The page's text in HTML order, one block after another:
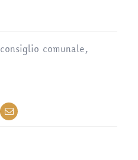
consiglio comunale,